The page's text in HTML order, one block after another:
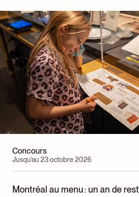
Mélissa Jacques, cheffe d’équipe,
Expositions
Olivier LeBlanc-Roy, technicien,
Eugénie Bonneville, technicienne,
Siloë Leduc, technicien, Expositions
Joëlle Blanchette, technicienne,
Marie David, stagiaire, Expositions
Caterina Florio, cheffe, Restauration
Sara Serban, restauratrice
Maria Castaneda Delgado,
Sonia Kata, restauratrice
Caroline Bourgeois, adjointe,
Geneviève Déziel, coordonnatrice au
Concours
Jusqu'au 23 octobre 2026
Montréal au menu : un an de